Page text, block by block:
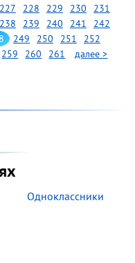
227 228 229 230
231
238 239 240 241
242
249 250 251
252
259 260 261 далее >
Одноклассники